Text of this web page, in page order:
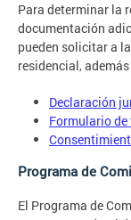
Para determinar la
documentación
pueden solicitar a
residencial,
Declaración
Formulario
Programa de
El Programa de